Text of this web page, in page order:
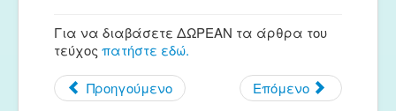
Συνέδρια
Μουσικές Ομάδες
Για να διαβάσετε ΔΩΡΕΑΝ τα άρθρα του
τεύχος πατήστε εδώ.
Προηγούμενο Επόμενο